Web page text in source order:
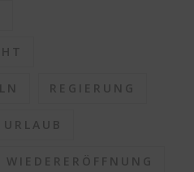
REGIERUNG
URLAUB
WIEDERERÖFFNUNG